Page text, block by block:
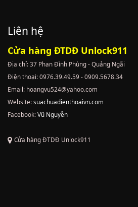
Liên hệ
Cửa hàng ĐTDĐ Unlock911
Địa chỉ: 37 Phan Đình Phùng - Quảng Ngãi
Điện thoại: 0976.39.49.59 - 0909.5678.34
Email: hoangvu524@yahoo.com
Website:suachuadienthoaivn.com
Facebook:Vũ Nguyễn
Cửa hàng ĐTDĐ Unlock911